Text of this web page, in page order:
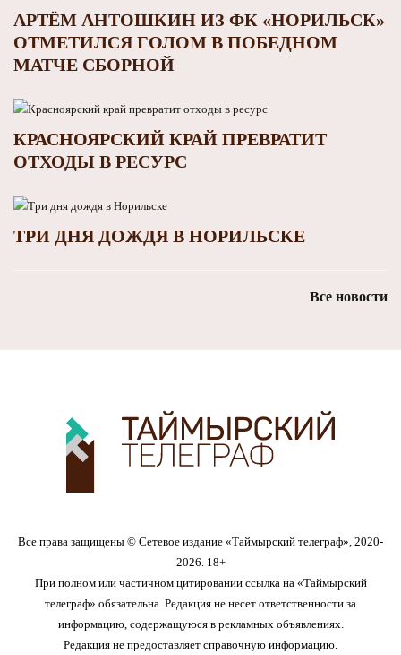
АРТЁМ АНТОШКИН ИЗ ФК «НОРИЛЬСК»
ОТМЕТИЛСЯ ГОЛОМ В ПОБЕДНОМ
МАТЧЕ СБОРНОЙ
КРАСНОЯРСКИЙ КРАЙ ПРЕВРАТИТ
ОТХОДЫ В РЕСУРС
ТРИ ДНЯ ДОЖДЯ В НОРИЛЬСКЕ
Все новости
Все права защищены © Сетевое издание «Таймырский телеграф», 2020-
2026. 18+
При полном или частичном цитировании ссылка на «Таймырский
телеграф» обязательна. Редакция не несет ответственности за
информацию, содержащуюся в рекламных объявлениях.
Редакция не предоставляет справочную информацию.